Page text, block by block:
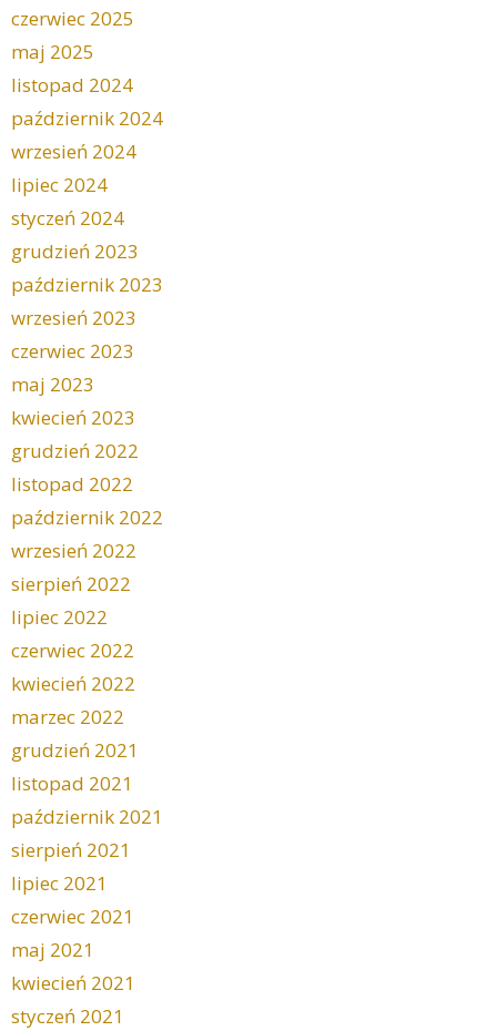
czerwiec 2025
maj 2025
listopad 2024
październik 2024
wrzesień 2024
lipiec 2024
styczeń 2024
grudzień 2023
październik 2023
wrzesień 2023
czerwiec 2023
maj 2023
kwiecień 2023
grudzień 2022
listopad 2022
październik 2022
wrzesień 2022
sierpień 2022
lipiec 2022
czerwiec 2022
kwiecień 2022
marzec 2022
grudzień 2021
listopad 2021
październik 2021
sierpień 2021
lipiec 2021
czerwiec 2021
maj 2021
kwiecień 2021
styczeń 2021